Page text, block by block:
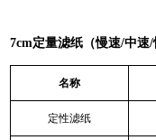
7cm定量滤纸（慢速/中速
名称
定性滤纸